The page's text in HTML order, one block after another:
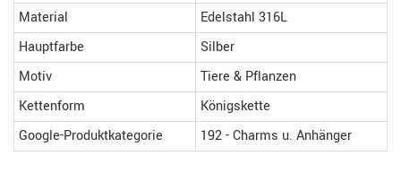
Material
Edelstahl 316L
Hauptfarbe
Silber
Motiv
Tiere & Pflanzen
Kettenform
Königskette
Google-Produktkategorie
192 - Charms u. Anhänger